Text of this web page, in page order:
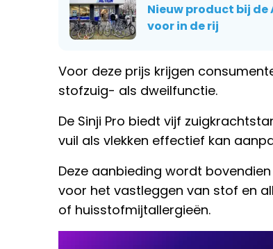
Nieuw product bij
voor in de rij
Voor deze prijs krijgen
stofzuig- als dweilfunctie.
De Sinji Pro biedt vijf
vuil als vlekken effectief kan
Deze aanbieding wordt
voor het vastleggen van stof en
of huisstofmijtallergieën.